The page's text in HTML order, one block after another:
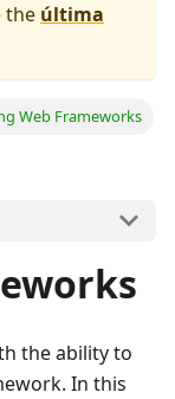
the última
Web Frameworks
the ability to
In this